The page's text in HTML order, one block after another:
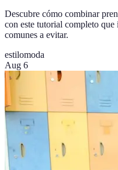
Descubre cómo combinar
con este tutorial completo
comunes a evitar.
estilomoda
Aug 6